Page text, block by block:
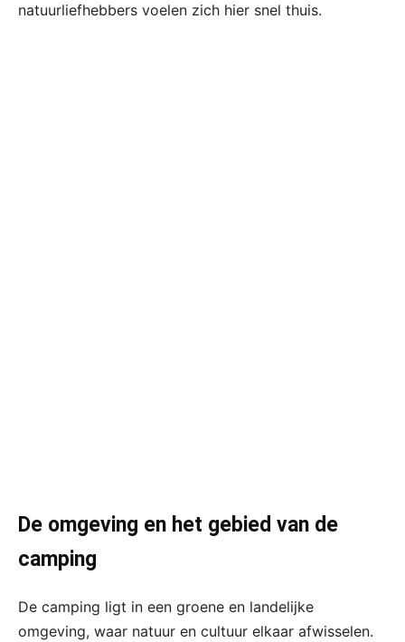
natuurliefhebbers voelen zich hier snel thuis.
De omgeving en het gebied van de
camping
De camping ligt in een groene en landelijke
omgeving, waar natuur en cultuur elkaar afwisselen.